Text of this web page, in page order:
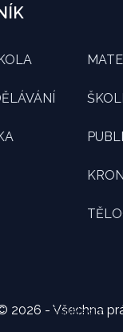
2026 - Všechna
Souhlasím